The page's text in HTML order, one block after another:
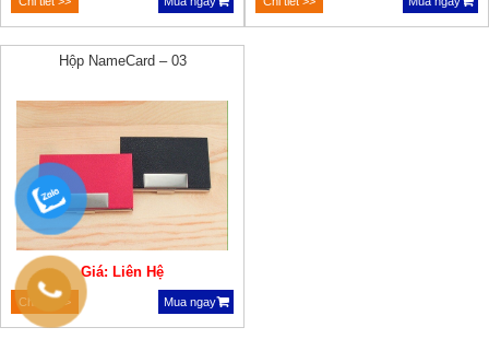
Hộp NameCard – 03
Giá: Liên Hệ
Chi tiết >> Mua ngay